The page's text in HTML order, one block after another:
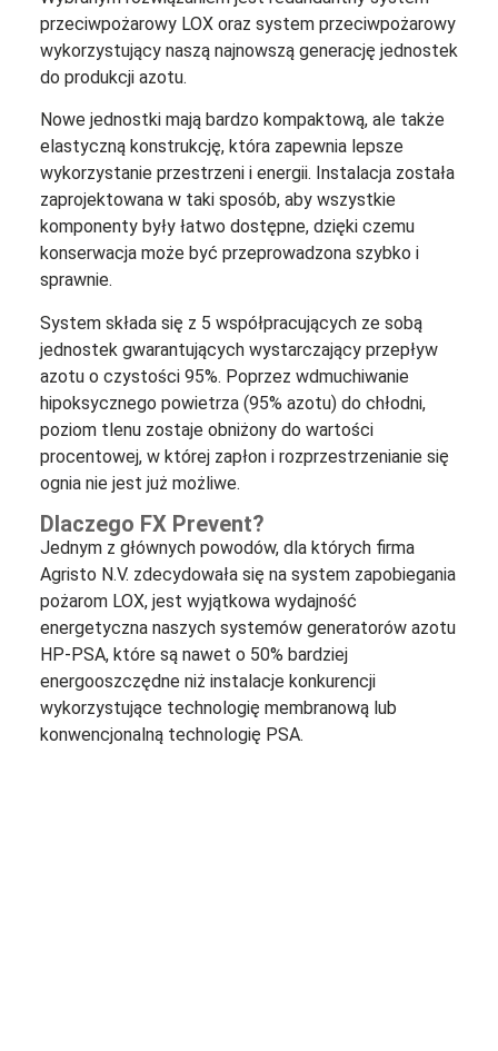
przeciwpożarowy LOX oraz system przeciwpożarowy
wykorzystujący naszą najnowszą generację jednostek
do produkcji azotu.
Nowe jednostki mają bardzo kompaktową, ale także
elastyczną konstrukcję, która zapewnia lepsze
wykorzystanie przestrzeni i energii. Instalacja została
zaprojektowana w taki sposób, aby wszystkie
komponenty były łatwo dostępne, dzięki czemu
konserwacja może być przeprowadzona szybko i
sprawnie.
System składa się z 5 współpracujących ze sobą
jednostek gwarantujących wystarczający przepływ
azotu o czystości 95%. Poprzez wdmuchiwanie
hipoksycznego powietrza (95% azotu) do chłodni,
poziom tlenu zostaje obniżony do wartości
procentowej, w której zapłon i rozprzestrzenianie się
ognia nie jest już możliwe.
Dlaczego FX Prevent?
Jednym z głównych powodów, dla których firma
Agristo N.V. zdecydowała się na system zapobiegania
pożarom LOX, jest wyjątkowa wydajność
energetyczna naszych systemów generatorów azotu
HP-PSA, które są nawet o 50% bardziej
energooszczędne niż instalacje konkurencji
wykorzystujące technologię membranową lub
konwencjonalną technologię PSA.